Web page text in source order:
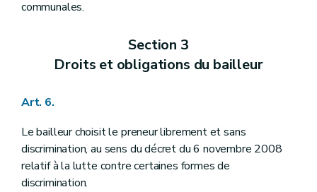
communales.
Section 3
Droits et obligations du bailleur
Art. 6.
Le bailleur choisit le preneur librement et sans
discrimination, au sens du décret du 6 novembre 2008
relatif à la lutte contre certaines formes de
discrimination.